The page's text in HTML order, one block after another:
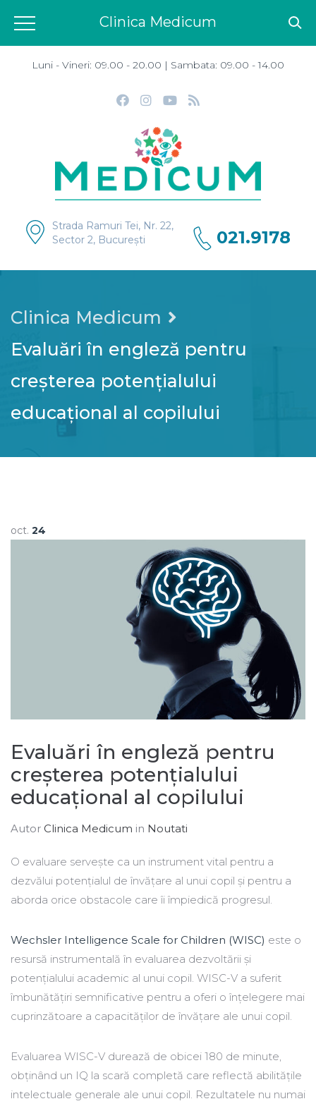
Luni - Vineri: 09.00 - 20.00 | Sambata: 09.00 - 14.00
Strada Ramuri Tei, Nr. 22,
Sector 2, București
021.9178
Clinica Medicum
Evaluări în engleză pentru
creșterea potențialului
educațional al copilului
oct. 24
Evaluări în engleză pentru
creșterea potențialului
educațional al copilului
Autor Clinica Medicum in Noutati
O evaluare servește ca un instrument vital pentru a
dezvălui potențialul de învățare al unui copil și pentru a
aborda orice obstacole care îi împiedică progresul.
Wechsler Intelligence Scale for Children (WISC) este o
resursă instrumentală în evaluarea dezvoltării și
potențialului academic al unui copil. WISC-V a suferit
îmbunătățiri semnificative pentru a oferi o înțelegere mai
cuprinzătoare a capacităților de învățare ale unui copil.
Evaluarea WISC-V durează de obicei 180 de minute,
obținând un IQ la scară completă care reflectă abilitățile
intelectuale generale ale unui copil. Rezultatele nu numai
Clinica Medicum